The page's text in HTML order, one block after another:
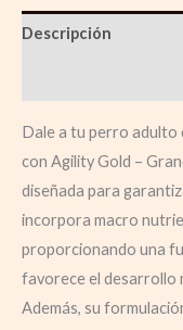
Descripción
Dale a tu perro adulto
con Agility Gold –
diseñada para
incorpora macro
proporcionando una
favorece el desarrollo
Además, su